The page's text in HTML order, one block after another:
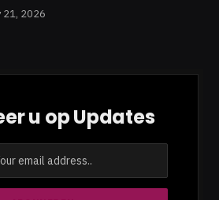
21, 2026
u op Updates